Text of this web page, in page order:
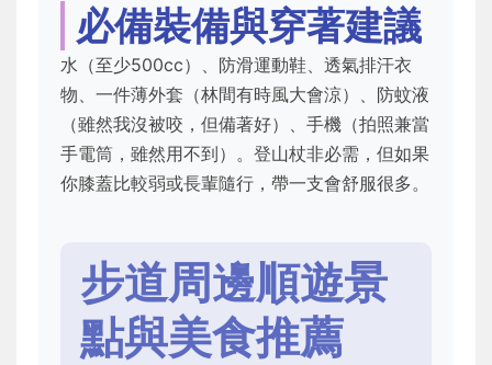
必備裝備與穿著建議
水（至少500cc）、防滑運動鞋、透氣排汗衣
物、一件薄外套（林間有時風大會涼）、防蚊液
（雖然我沒被咬，但備著好）、手機（拍照兼當
手電筒，雖然用不到）。登山杖非必需，但如果
你膝蓋比較弱或長輩隨行，帶一支會舒服很多。
步道周邊順遊景
點與美食推薦